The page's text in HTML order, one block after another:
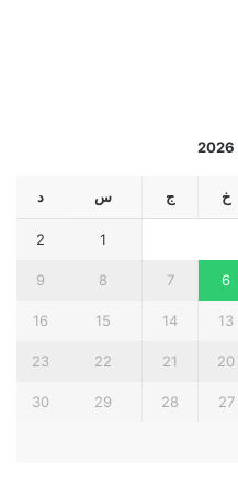
خ ج س د
1
2
6
7
8
9
13
14
15
16
20
21
22
23
27
28
29
30